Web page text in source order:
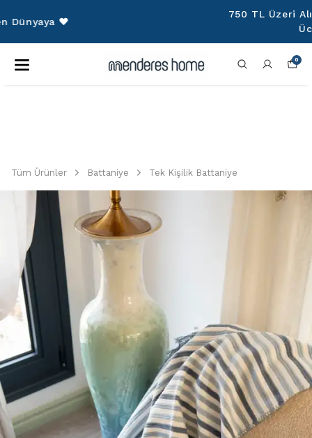
750 TL Üzeri Alışverişlerinize Kargo
0
Tüm Ürünler Battaniye Tek Kişilik Battaniye